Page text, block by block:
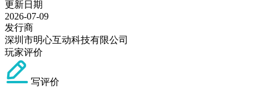
更新日期
2026-07-09
发行商
深圳市明心互动科技有限公司
玩家评价
写评价